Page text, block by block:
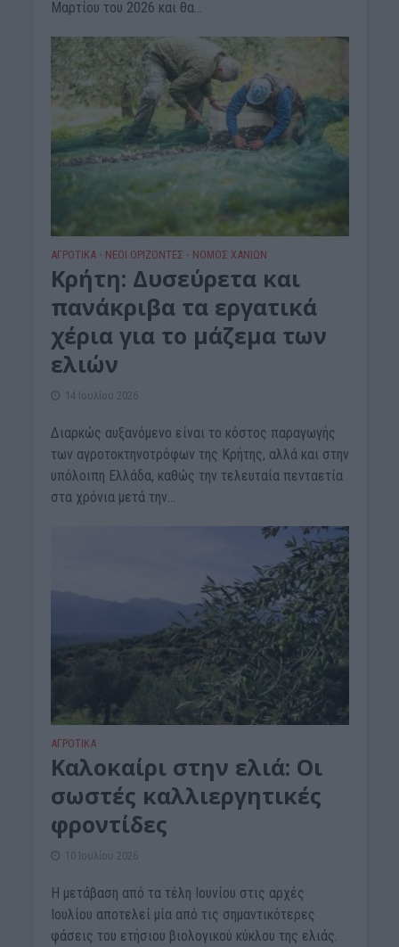
Μαρτίου του 2026 και θα...
ΑΓΡΟΤΙΚΑ • ΝΕΟΙ ΟΡΙΖΟΝΤΕΣ • ΝΟΜΌΣ ΧΑΝΊΩΝ
Κρήτη: Δυσεύρετα και
πανάκριβα τα εργατικά
χέρια για το μάζεμα των
ελιών
14 Ιουλίου 2026
Διαρκώς αυξανόμενο είναι το κόστος παραγωγής
των αγροτοκτηνοτρόφων της Κρήτης, αλλά και στην
υπόλοιπη Ελλάδα, καθώς την τελευταία πενταετία
στα χρόνια μετά την...
ΑΓΡΟΤΙΚΑ
Καλοκαίρι στην ελιά: Οι
σωστές καλλιεργητικές
φροντίδες
10 Ιουλίου 2026
Η μετάβαση από τα τέλη Ιουνίου στις αρχές
Ιουλίου αποτελεί μία από τις σημαντικότερες
φάσεις του ετήσιου βιολογικού κύκλου της ελιάς.